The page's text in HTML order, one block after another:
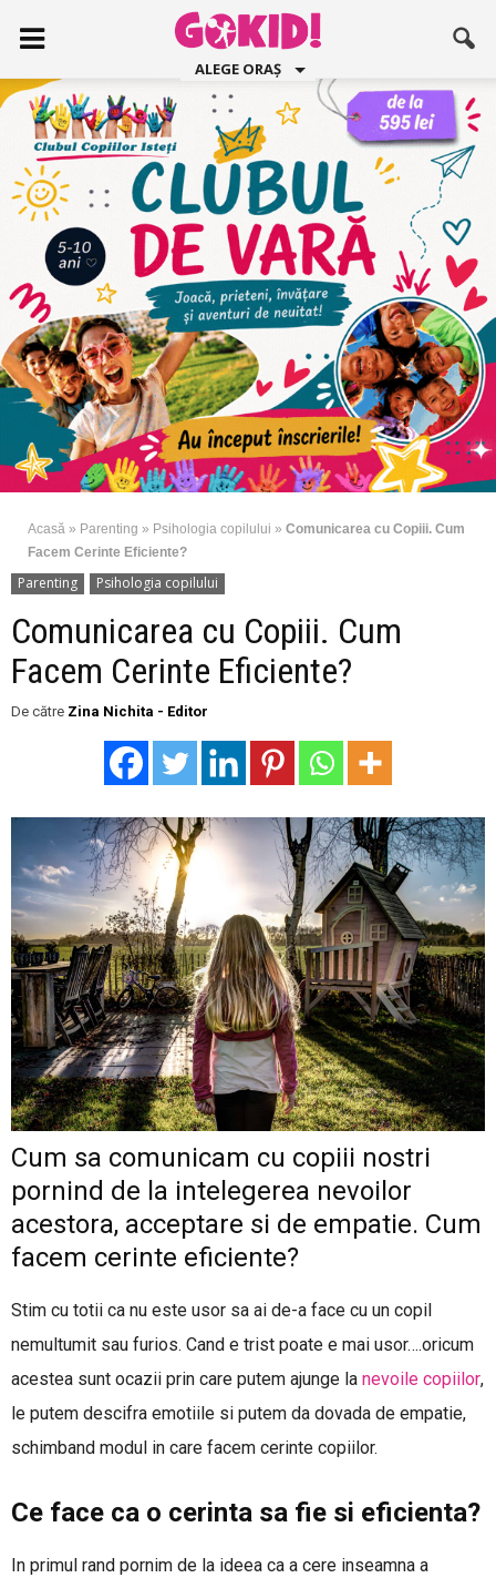
ALEGE ORAȘ
Acasă » Parenting » Psihologia copilului » Comunicarea cu Copiii. Cum
Facem Cerinte Eficiente?
Parenting Psihologia copilului
Comunicarea cu Copiii. Cum
Facem Cerinte Eficiente?
De către Zina Nichita - Editor
Cum sa comunicam cu copiii nostri
pornind de la intelegerea nevoilor
acestora, acceptare si de empatie. Cum
facem cerinte eficiente?
Stim cu totii ca nu este usor sa ai de-a face cu un copil
nemultumit sau furios. Cand e trist poate e mai usor….oricum
acestea sunt ocazii prin care putem ajunge la nevoile copiilor,
le putem descifra emotiile si putem da dovada de empatie,
schimband modul in care facem cerinte copiilor.
Ce face ca o cerinta sa fie si eficienta?
In primul rand pornim de la ideea ca a cere inseamna a